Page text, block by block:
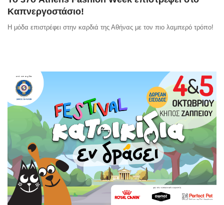
Καπνεργοστάσιο!
Η μόδα επιστρέφει στην καρδιά της Αθήνας με τον πιο λαμπερό τρόπο!